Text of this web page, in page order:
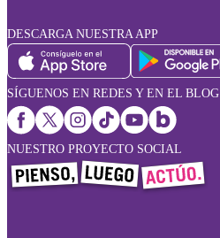
DESCARGA NUESTRA APP
SÍGUENOS EN REDES Y EN EL BLOG
NUESTRO PROYECTO SOCIAL